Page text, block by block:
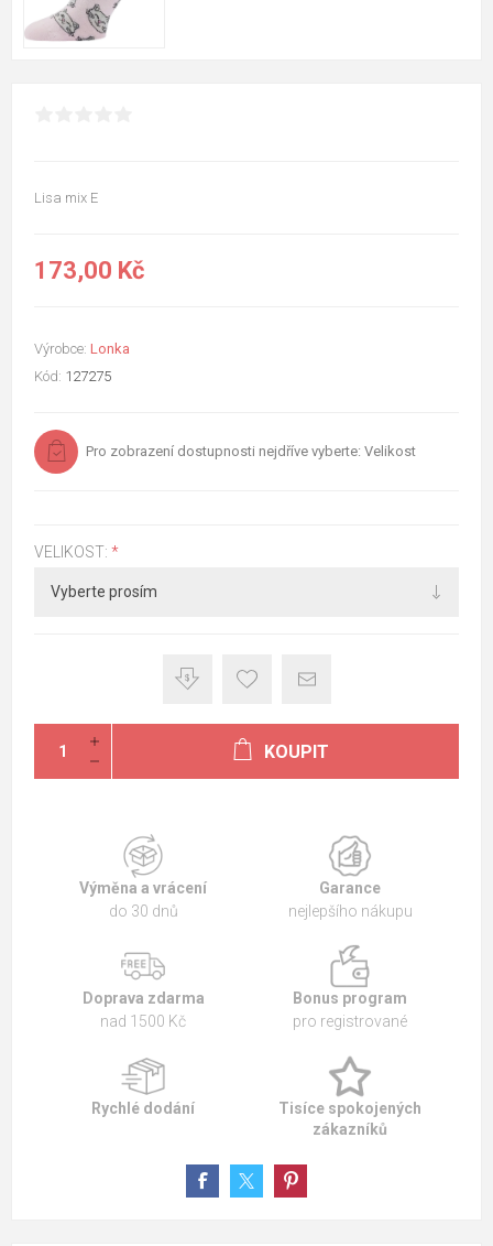
Lisa mix E
173,00 Kč
Výrobce: Lonka
Kód: 127275
Pro zobrazení dostupnosti nejdříve vyberte: Velikost
VELIKOST: *
KOUPIT
Výměna a vrácení
do 30 dnů
Garance
nejlepšího nákupu
Doprava zdarma
nad 1500 Kč
Bonus program
pro registrované
Rychlé dodání
Tisíce spokojených
zákazníků